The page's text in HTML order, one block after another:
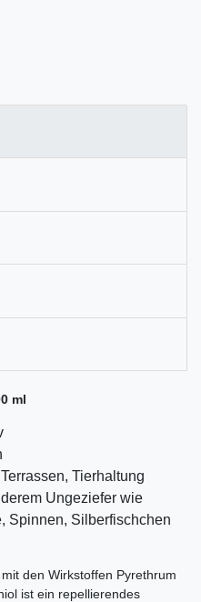
ml
Tierhaltung
Ungeziefer wie
Spinnen, Silberfischchen
den Wirkstoffen Pyrethrum
ist ein repellierendes